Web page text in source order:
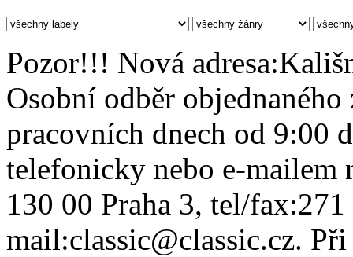
Pozor!!! Nová
Osobní odběr
pracovních dnech od 9:00
telefonicky nebo e-mailem
130 00 Praha 3, tel/
mail:classic@classic.cz.